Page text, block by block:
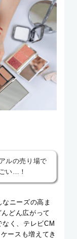
ルの売り場で
い…！
ニーズの高ま
どん広がって
く、テレビCM
ースも増えてき